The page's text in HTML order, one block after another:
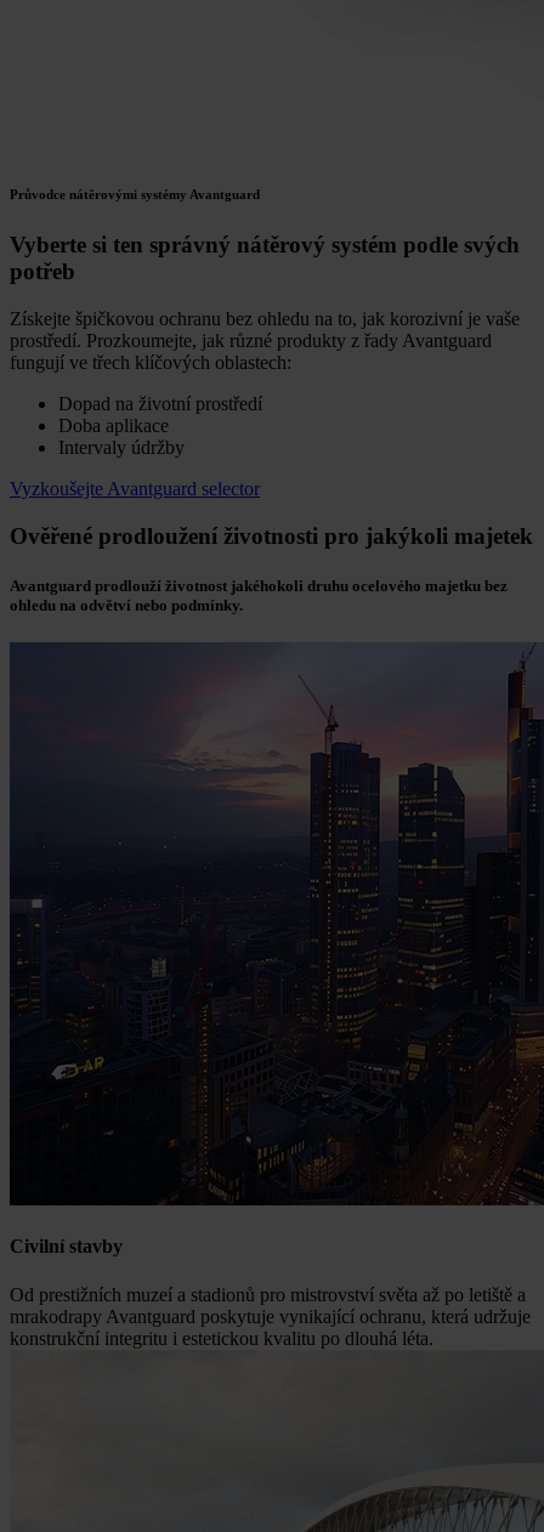
Průvodce nátěrovými systémy Avantguard
Vyberte si ten správný nátěrový systém podle svých
potřeb
Získejte špičkovou ochranu bez ohledu na to, jak korozivní je vaše
prostředí. Prozkoumejte, jak různé produkty z řady Avantguard
fungují ve třech klíčových oblastech:
Dopad na životní prostředí
Doba aplikace
Intervaly údržby
Vyzkoušejte Avantguard selector
Ověřené prodloužení životnosti pro jakýkoli majetek
Avantguard prodlouží životnost jakéhokoli druhu ocelového majetku bez
ohledu na odvětví nebo podmínky.
Civilní stavby
Od prestižních muzeí a stadionů pro mistrovství světa až po letiště a
mrakodrapy Avantguard poskytuje vynikající ochranu, která udržuje
konstrukční integritu i estetickou kvalitu po dlouhá léta.